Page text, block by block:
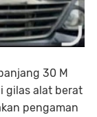
30 M
gilas alat berat
pengaman